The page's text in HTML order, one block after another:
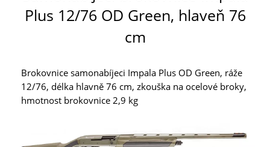
Plus 12/76 OD Green, hlaveň 76
cm
Brokovnice samonabíjeci Impala Plus OD Green, ráže
12/76, délka hlavně 76 cm, zkouška na ocelové broky,
hmotnost brokovnice 2,9 kg